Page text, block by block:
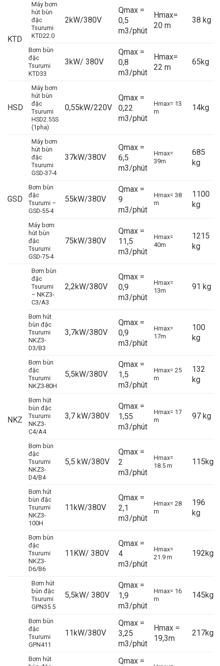
KTD
Máy bơm
hút bùn
đặc
Tsurumi
KTD22.0
2kW/380V
Qmax =
0,5
m3/phút
Hmax=
20 m
38 kg
Bơm bùn
đặc
Tsurumi
KTD33
3kW/ 380V
Qmax =
0,8
m3/phút
Hmax=
22 m
65kg
HSD
Máy bơm
hút bùn
đặc
Tsurumi
HSD2.55S
(1pha)
0,55kW/220V
Qmax =
0,22
m3/phút
Hmax= 13
m
14kg
GSD
Máy bơm
hút bùn
đặc
Tsurumi
GSD-37-4
37kW/380V
Qmax =
6,5
m3/phút
Hmax=
39m
685
kg
Bơm bùn
đặc
Tsurumi –
GSD-55-4
55kW/380V
Qmax =
9
m3/phút
Hmax= 38
m
1100
kg
Máy bơm
hút bùn
đặc
Tsurumi
GSD-75-4
75kW/380V
Qmax =
11,5
m3/phút
Hmax=
40m
1215
kg
NKZ
Bơm bùn
đặc
Tsurumi
– NKZ3-
C3/A3
2,2kW/380V
Qmax =
0,9
m3/phút
Hmax=
13m
91 kg
Bơm hút
bùn đặc
Tsurumi
NKZ3-
D3/B3
3,7kW/380V
Qmax =
0,9
m3/phút
Hmax=
17m
100
kg
Bơm bùn
đặc
Tsurumi
NKZ3-80H
5,5kW/380V
Qmax =
1,5
m3/phút
Hmax= 25
m
132
kg
Bơm hút
bùn đặc
Tsurumi
NKZ3-
C4/A4
3,7 kW/380V
Qmax =
1,55
m3/phút
Hmax= 17
m
97 kg
Bơm bùn
đặc
Tsurumi
NKZ3-
D4/B4
5,5 kW/380V
Qmax =
2
m3/phút
Hmax=
18.5 m
115kg
Bơm hút
bùn đặc
Tsurumi
NKZ3-
100H
11kW/380V
Qmax =
2,1
m3/phút
Hmax= 28
m
196
kg
Bơm bùn
đặc
Tsurumi
NKZ3-
D6/B6
11KW/ 380V
Qmax =
4
m3/phút
Hmax=
21.9 m
192kg
Bơm hút
bùn đặc
Tsurumi
GPN35.5
5,5kW/ 380V
Qmax =
1,9
m3/phút
Hmax= 16
m
145kg
Bơm bùn
đặc
Tsurumi
GPN411
11kW/380V
Qmax =
3,25
m3/phút
Hmax =
19,3m
217kg
Bơm hút
Qmax =